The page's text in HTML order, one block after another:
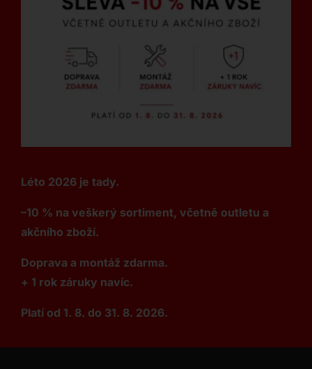
Léto 2026 je tady.
–10 % na veškerý sortiment, včetně outletu a
akčního zboží.
Doprava a montáž zdarma.
+ 1 rok záruky navíc.
Platí od 1. 8. do 31. 8. 2026.